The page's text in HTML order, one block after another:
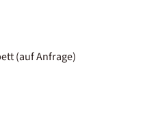
(auf Anfrage)